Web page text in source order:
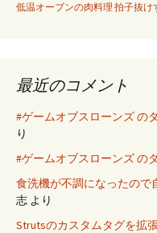
低温オーブンの肉料理 拍子抜け
最近のコメント
#ゲームオブスローンズ の
り
#ゲームオブスローンズ の
食洗機が不調になったので
志 より
Strutsのカスタムタグを拡